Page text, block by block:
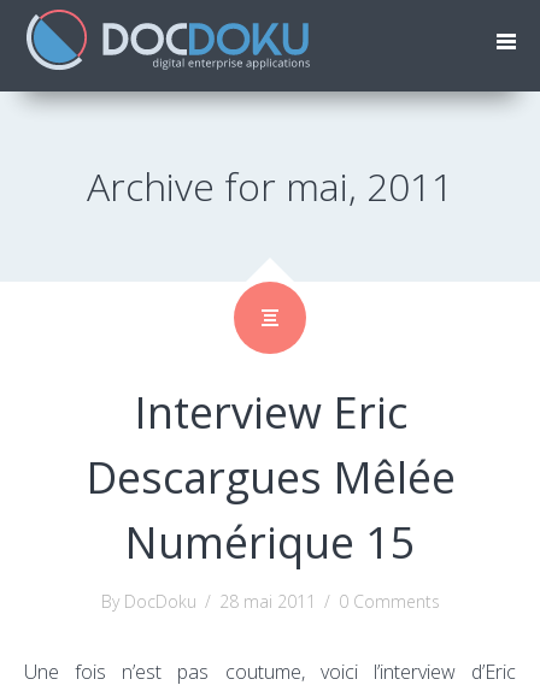
Archive for mai, 2011
Interview Eric
Descargues Mêlée
Numérique 15
By DocDoku / 28 mai 2011 / 0 Comments
Une fois n’est pas coutume, voici l’interview d’Eric